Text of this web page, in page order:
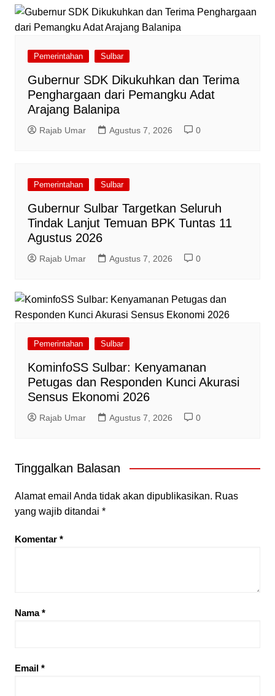
Pemerintahan Sulbar
Gubernur SDK Dikukuhkan dan Terima
Penghargaan dari Pemangku Adat
Arajang Balanipa
Rajab Umar Agustus 7, 2026 0
Pemerintahan Sulbar
Gubernur Sulbar Targetkan Seluruh
Tindak Lanjut Temuan BPK Tuntas 11
Agustus 2026
Rajab Umar Agustus 7, 2026 0
Pemerintahan Sulbar
KominfoSS Sulbar: Kenyamanan
Petugas dan Responden Kunci Akurasi
Sensus Ekonomi 2026
Rajab Umar Agustus 7, 2026 0
Tinggalkan Balasan
Alamat email Anda tidak akan dipublikasikan. Ruas
yang wajib ditandai *
Komentar *
Nama*
Email *